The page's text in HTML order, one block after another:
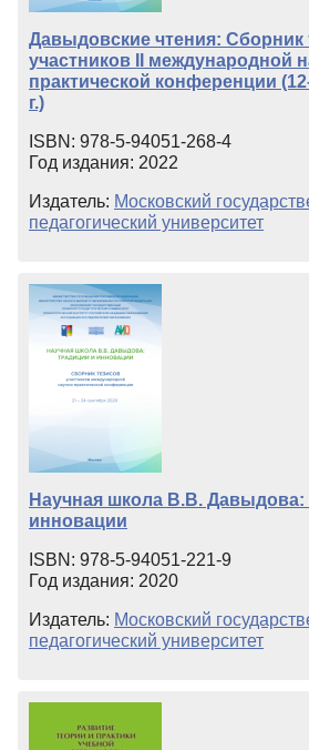
Давыдовские чтения: Сборник
участников II международной
практической конференции
г.)
ISBN: 978-5-94051-268-4
Год издания: 2022
Издатель: Московский
педагогический университет
Научная школа В.В. Давыдова:
инновации
ISBN: 978-5-94051-221-9
Год издания: 2020
Издатель: Московский
педагогический университет